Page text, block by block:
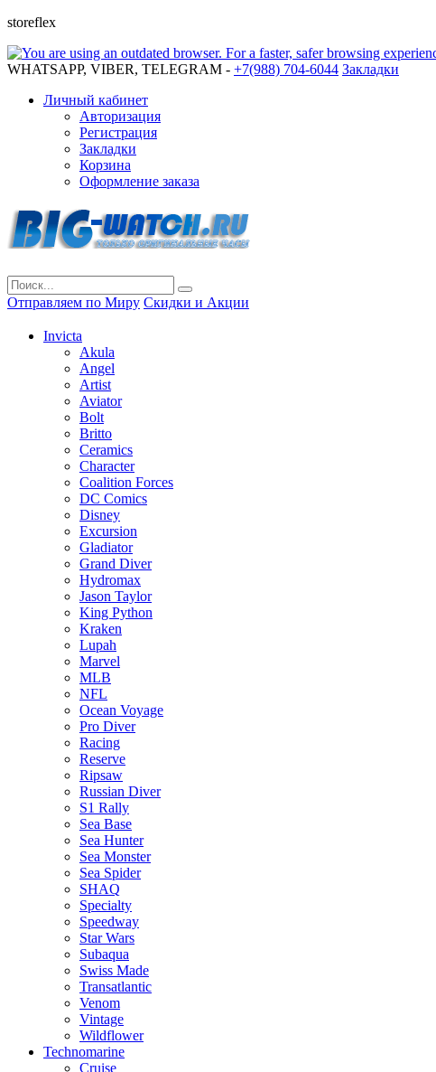
storeflex
WHATSAPP, VIBER, TELEGRAM - +7(988) 704-6044 Закладки
Личный кабинет
Авторизация
Регистрация
Закладки
Корзина
Оформление заказа
Отправляем по Миру Скидки и Акции
Invicta
Akula
Angel
Artist
Aviator
Bolt
Britto
Ceramics
Character
Coalition Forces
DC Comics
Disney
Excursion
Gladiator
Grand Diver
Hydromax
Jason Taylor
King Python
Kraken
Lupah
Marvel
MLB
NFL
Ocean Voyage
Pro Diver
Racing
Reserve
Ripsaw
Russian Diver
S1 Rally
Sea Base
Sea Hunter
Sea Monster
Sea Spider
SHAQ
Specialty
Speedway
Star Wars
Subaqua
Swiss Made
Transatlantic
Venom
Vintage
Wildflower
Technomarine
Cruise